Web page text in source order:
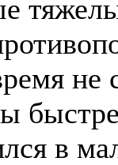
не
в